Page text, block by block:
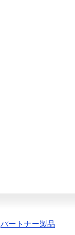
パートナー製品